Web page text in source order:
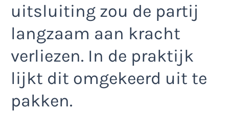
uitsluiting zou de partij
langzaam aan kracht
verliezen. In de praktijk
lijkt dit omgekeerd uit te
pakken.